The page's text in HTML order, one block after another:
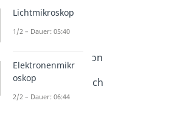
Gluconeogenese
Homöostase
Blutzuckerregulation
Dauer: 03:14
Antibiotika und Milch
Dauer: 03:15
Lichtmikroskop
1/2 – Dauer: 05:40
Elektronenmikr
oskop
2/2 – Dauer: 06:44